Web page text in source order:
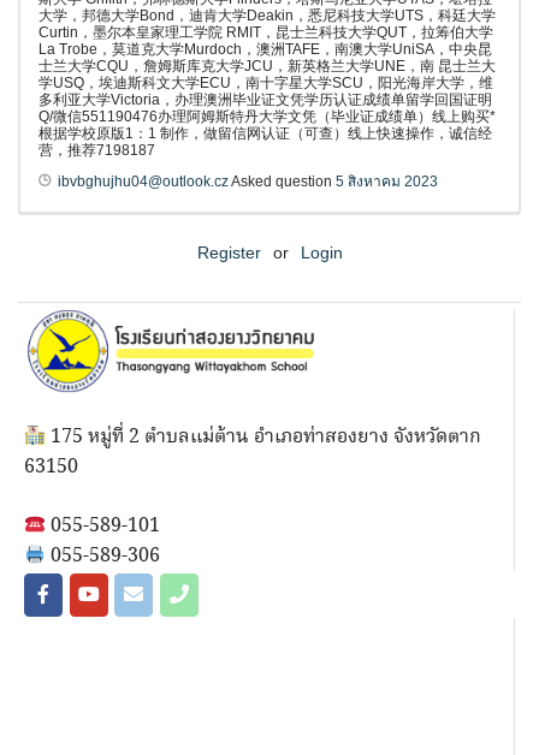
大学，邦德大学Bond，迪肯大学Deakin，悉尼科技大学UTS，科廷大学
Curtin，墨尔本皇家理工学院 RMIT，昆士兰科技大学QUT，拉筹伯大学
La Trobe，莫道克大学Murdoch，澳洲TAFE，南澳大学UniSA，中央昆
士兰大学CQU，詹姆斯库克大学JCU，新英格兰大学UNE，南 昆士兰大
学USQ，埃迪斯科文大学ECU，南十字星大学SCU，阳光海岸大学，维
多利亚大学Victoria，办理澳洲毕业证文凭学历认证成绩单留学回国证明
Q/微信551190476办理阿姆斯特丹大学文凭（毕业证成绩单）线上购买*
根据学校原版1：1 制作，做留信网认证（可查）线上快速操作，诚信经
营，推荐7198187
ibvbghujhu04@outlook.czAsked question 5 สิงหาคม 2023
Register or Login
175 หมู่ที่ 2 ตำบลแม่ต้าน อำเภอท่าสองยาง จังหวัดตาก
63150
055-589-101
055-589-306